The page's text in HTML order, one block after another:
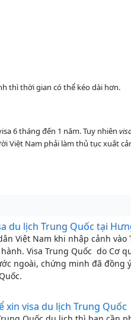
thì thời gian có thể kéo dài hơn.
6 tháng đến 1 năm. Tuy nhiên
Việt Nam phải làm thủ tục xuất
du lịch Trung Quốc tại
Việt Nam khi nhập cảnh
Visa Trung Quốc do Cơ
ngoài, chứng minh đã đồng
xin visa du lịch Trung Quốc